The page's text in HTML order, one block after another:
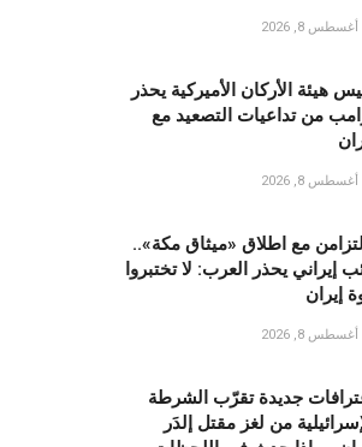
أغسطس 8, 2026
هيئة الأركان الأميركية يحذر
من تداعيات التصعيد مع
أغسطس 8, 2026
مع اطلاق «ميثاق مكة»..
إيراني يحذر العرب: لا تختبروا
إيران
أغسطس 8, 2026
جديدة تقرّب الشرطة
من لغز مقتل إلدَر